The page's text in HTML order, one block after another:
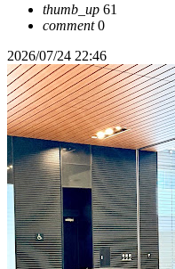
thumb_up 61
comment0
2026/07/24 22:46